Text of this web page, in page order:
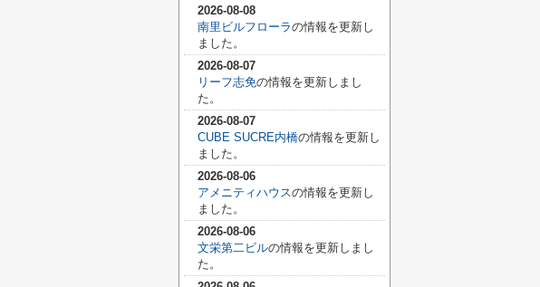
2026-08-08
南里ビルフローラの情報を更新し
ました。
2026-08-07
リーフ志免の情報を更新しまし
た。
2026-08-07
CUBE SUCRE内橋の情報を更新し
ました。
2026-08-06
アメニティハウスの情報を更新し
ました。
2026-08-06
文栄第二ビルの情報を更新しまし
た。